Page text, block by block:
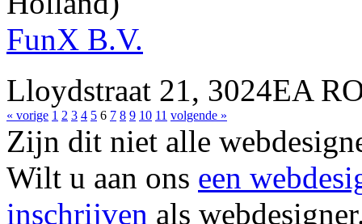
FunX B.V.
Lloydstraat 21, 3024EA
« vorige 1 2 3 4 5 6 7 8 9 10 11 volgende »
Zijn dit niet alle
Wilt u aan ons een
inschrijven als